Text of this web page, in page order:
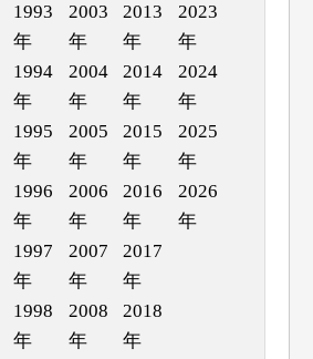
1993
年
1994
年
1995
年
1996
年
1997
年
1998
年
2003
年
2004
年
2005
年
2006
年
2007
年
2008
年
2013
年
2014
年
2015
年
2016
年
2017
年
2018
年
2023
年
2024
年
2025
年
2026
年